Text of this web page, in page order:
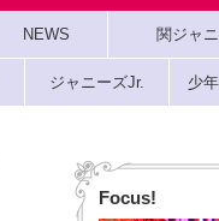
NEWS 関ジャ
ジャニーズJr. 少
Focus!